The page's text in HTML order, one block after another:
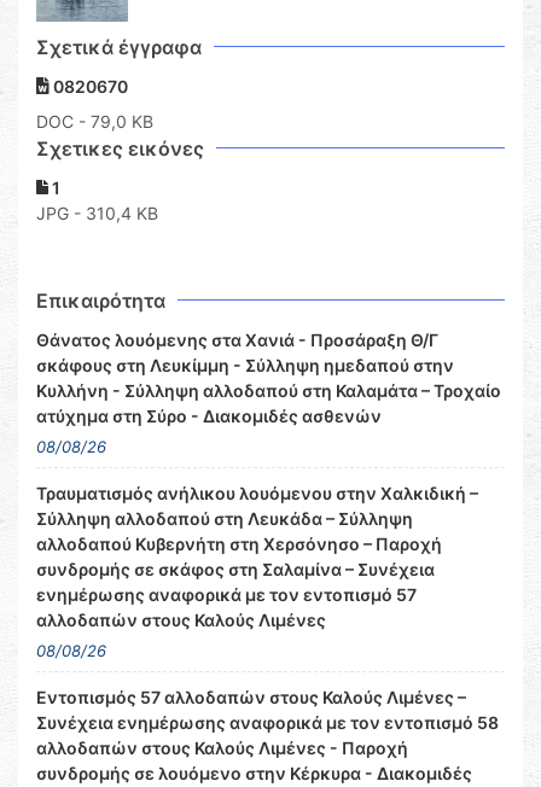
Σχετικά έγγραφα
0820670
DOC - 79,0 KB
Σχετικες εικόνες
1
JPG - 310,4 KB
Επικαιρότητα
Θάνατος λουόμενης στα Χανιά - Προσάραξη Θ/Γ
σκάφους στη Λευκίμμη - Σύλληψη ημεδαπού στην
Κυλλήνη - Σύλληψη αλλοδαπού στη Καλαμάτα – Τροχαίο
ατύχημα στη Σύρο - Διακομιδές ασθενών
08/08/26
Τραυματισμός ανήλικου λουόμενου στην Χαλκιδική –
Σύλληψη αλλοδαπού στη Λευκάδα – Σύλληψη
αλλοδαπού Κυβερνήτη στη Χερσόνησο – Παροχή
συνδρομής σε σκάφος στη Σαλαμίνα – Συνέχεια
ενημέρωσης αναφορικά με τον εντοπισμό 57
αλλοδαπών στους Καλούς Λιμένες
08/08/26
Εντοπισμός 57 αλλοδαπών στους Καλούς Λιμένες –
Συνέχεια ενημέρωσης αναφορικά με τον εντοπισμό 58
αλλοδαπών στους Καλούς Λιμένες - Παροχή
συνδρομής σε λουόμενο στην Κέρκυρα - Διακομιδές